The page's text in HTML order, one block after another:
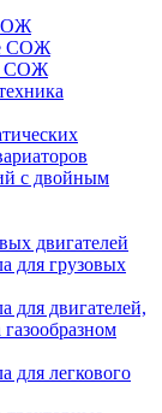
СОЖ
СОЖ
с двойным
двигателей
для грузовых
для двигателей,
для легкового